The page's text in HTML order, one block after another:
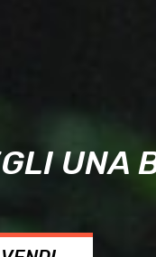
UNA